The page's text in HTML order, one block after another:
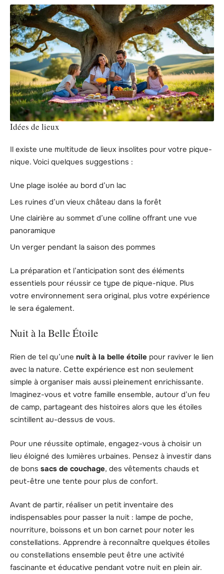
Idées de lieux
Il existe une multitude de lieux insolites pour votre pique-
nique. Voici quelques suggestions :
Une plage isolée au bord d’un lac
Les ruines d’un vieux château dans la forêt
Une clairière au sommet d’une colline offrant une vue
panoramique
Un verger pendant la saison des pommes
La préparation et l’anticipation sont des éléments
essentiels pour réussir ce type de pique-nique. Plus
votre environnement sera original, plus votre expérience
le sera également.
Nuit à la Belle Étoile
Rien de tel qu’une nuit à la belle étoile pour raviver le lien
avec la nature. Cette expérience est non seulement
simple à organiser mais aussi pleinement enrichissante.
Imaginez-vous et votre famille ensemble, autour d’un feu
de camp, partageant des histoires alors que les étoiles
scintillent au-dessus de vous.
Pour une réussite optimale, engagez-vous à choisir un
lieu éloigné des lumières urbaines. Pensez à investir dans
de bons sacs de couchage, des vêtements chauds et
peut-être une tente pour plus de confort.
Avant de partir, réaliser un petit inventaire des
indispensables pour passer la nuit : lampe de poche,
nourriture, boissons et un bon carnet pour noter les
constellations. Apprendre à reconnaître quelques étoiles
ou constellations ensemble peut être une activité
fascinante et éducative pendant votre nuit en plein air.